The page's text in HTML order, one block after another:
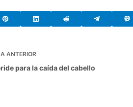
ANTERIOR
para la caída del cabello